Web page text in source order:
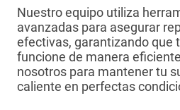
Nuestro equipo utiliza
avanzadas para asegurar
efectivas, garantizando que
funcione de manera
nosotros para mantener tu
caliente en perfectas